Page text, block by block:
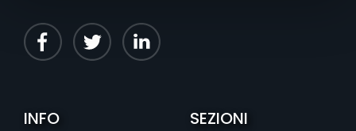
INFO SEZIONI